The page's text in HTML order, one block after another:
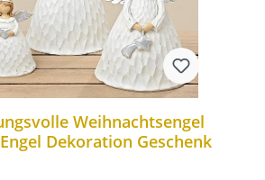
Weihnachtsengel
Dekoration Geschenk